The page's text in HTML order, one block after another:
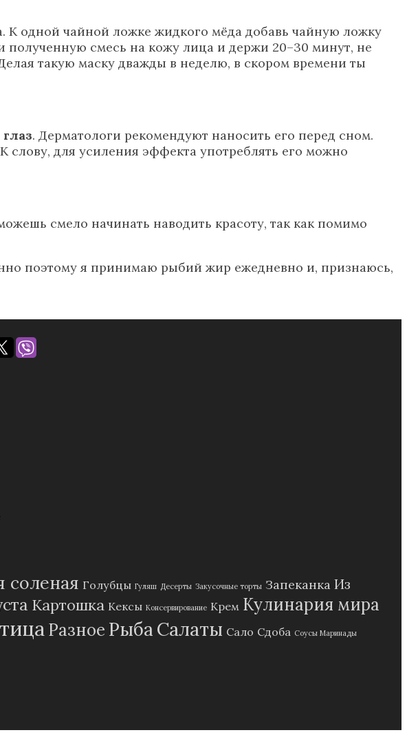
К одной чайной ложке жидкого мёда добавь чайную ложку
смесь на кожу лица и держи 20–30 минут, не
такую маску дважды в неделю, в скором времени ты
. Дерматологи рекомендуют наносить его перед сном.
для усиления эффекта употреблять его можно
смело начинать наводить красоту, так как помимо
поэтому я принимаю рыбий жир ежедневно и, признаюсь,
соленая Голубцы Гуляш Десерты Закусочные торты Запеканка Из
Картошка Кексы Консервирование Крем Кулинария мира
Разное Рыба Салаты Сало Сдоба Соусы Маринады